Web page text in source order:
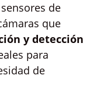
de
que
y detección
para
de